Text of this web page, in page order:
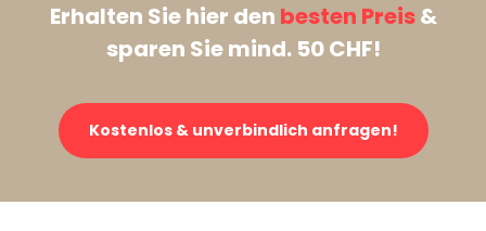
Erhalten Sie hier den besten Preis&
sparen Sie mind. 50 CHF!
Kostenlos & unverbindlich anfragen!